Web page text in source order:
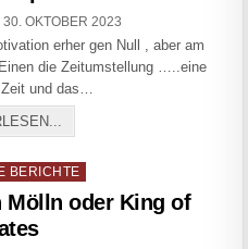
PUBLISHED DATE:
30. OKTOBER 2023
erher gen Null , aber am
die Zeitumstellung …..eine
und das…
BERICHTE
Mölln oder King of